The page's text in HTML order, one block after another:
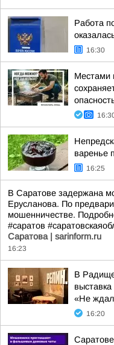
Работа
16:30
Местами
варенье
16:25
В Саратове задержана
Ерусланова. По
мошенничестве.
#саратов
Саратова | sarinform.ru
16:23
В
«Не
16:20